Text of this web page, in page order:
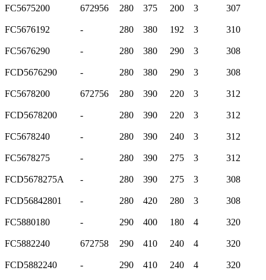
FC5675200 672956 280 375 200 3 307
FC5676192 - 280 380 192 3 310
FC5676290 - 280 380 290 3 308
FCD5676290 - 280 380 290 3 308
FC5678200 672756 280 390 220 3 312
FCD5678200 - 280 390 220 3 312
FC5678240 - 280 390 240 3 312
FC5678275 - 280 390 275 3 312
FCD5678275A - 280 390 275 3 308
FCD56842801 - 280 420 280 3 308
FC5880180 - 290 400 180 4 320
FC5882240 672758 290 410 240 4 320
FCD5882240 - 290 410 240 4 320